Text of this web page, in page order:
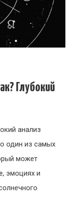
Глубокий
анализ
один из самых
может
эмоциях и